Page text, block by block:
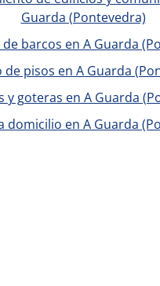
Guarda (Pontevedra)
de barcos en A Guarda
de pisos en A Guarda
y goteras en A Guarda
domicilio en A Guarda